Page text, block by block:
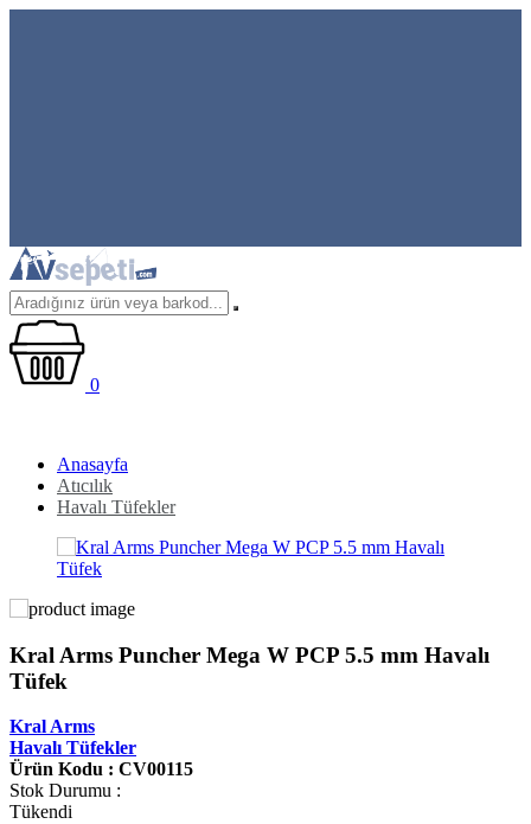
0
Anasayfa
Atıcılık
Havalı Tüfekler
Kral Arms Puncher Mega W PCP 5.5 mm Havalı
Tüfek
Kral Arms
Havalı Tüfekler
Ürün Kodu : CV00115
Stok Durumu :
Tükendi